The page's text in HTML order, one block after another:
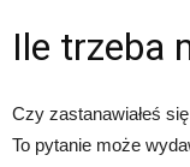
Ile trzeba
Czy zastanawiałeś
To pytanie może